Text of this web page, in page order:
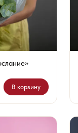
В корзину